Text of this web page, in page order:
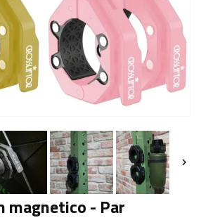

magnetico - Par